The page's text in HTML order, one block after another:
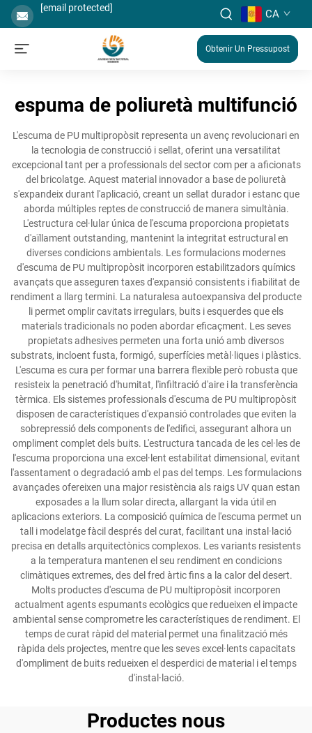
[email protected] CA
Obtenir Un Pressupost
espuma de poliuretà multifunció
L'escuma de PU multipropòsit representa un avenç revolucionari en
la tecnologia de construcció i sellat, oferint una versatilitat
excepcional tant per a professionals del sector com per a aficionats
del bricolatge. Aquest material innovador a base de poliuretà
s'expandeix durant l'aplicació, creant un sellat durador i estanc que
aborda múltiples reptes de construcció de manera simultània.
L'estructura cel·lular única de l'escuma proporciona propietats
d'aïllament outstanding, mantenint la integritat estructural en
diverses condicions ambientals. Les formulacions modernes
d'escuma de PU multipropòsit incorporen estabilitzadors químics
avançats que asseguren taxes d'expansió consistents i fiabilitat de
rendiment a llarg termini. La naturalesa autoexpansiva del producte
li permet omplir cavitats irregulars, buits i esquerdes que els
materials tradicionals no poden abordar eficaçment. Les seves
propietats adhesives permeten una forta unió amb diversos
substrats, incloent fusta, formigó, superfícies metàl·liques i plàstics.
L'escuma es cura per formar una barrera flexible però robusta que
resisteix la penetració d'humitat, l'infiltració d'aire i la transferència
tèrmica. Els sistemes professionals d'escuma de PU multipropòsit
disposen de característiques d'expansió controlades que eviten la
sobrepressió dels components de l'edifici, assegurant alhora un
ompliment complet dels buits. L'estructura tancada de les cel·les de
l'escuma proporciona una excel·lent estabilitat dimensional, evitant
l'assentament o degradació amb el pas del temps. Les formulacions
avançades ofereixen una major resistència als raigs UV quan estan
exposades a la llum solar directa, allargant la vida útil en
aplicacions exteriors. La composició química de l'escuma permet un
tall i modelatge fàcil després del curat, facilitant una instal·lació
precisa en detalls arquitectònics complexos. Les variants resistents
a la temperatura mantenen el seu rendiment en condicions
climàtiques extremes, des del fred àrtic fins a la calor del desert.
Molts productes d'escuma de PU multipropòsit incorporen
actualment agents espumants ecològics que redueixen el impacte
ambiental sense comprometre les característiques de rendiment. El
temps de curat ràpid del material permet una finalització més
ràpida dels projectes, mentre que les seves excel·lents capacitats
d'ompliment de buits redueixen el desperdici de material i el temps
d'instal·lació.
Productes nous